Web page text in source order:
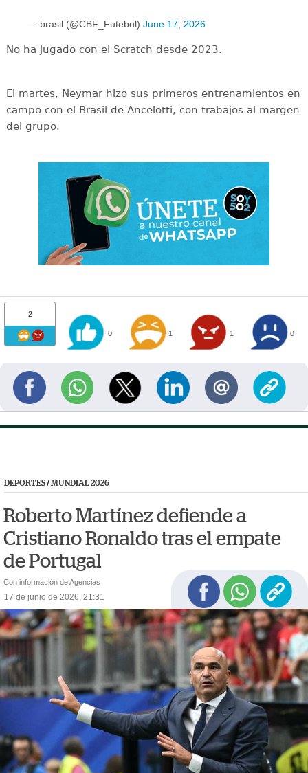
— brasil (@CBF_Futebol) June 17, 2026
No ha jugado con el Scratch desde 2023.
El martes, Neymar hizo sus primeros entrenamientos en
campo con el Brasil de Ancelotti, con trabajos al margen
del grupo.
2
0 1 1 0
DEPORTES/MUNDIAL 2026
Roberto Martínez defiende a
Cristiano Ronaldo tras el empate
de Portugal
Con información de Agencias
17 de junio de 2026, 21:31